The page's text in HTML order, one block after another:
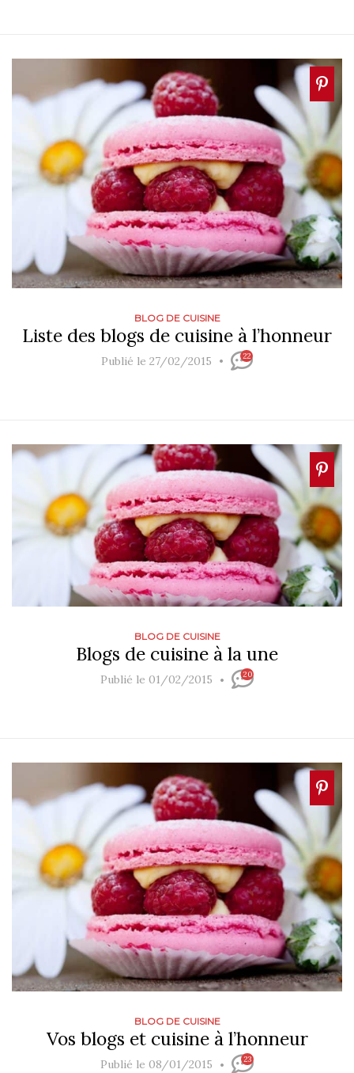
BLOG DE CUISINE
Liste des blogs de cuisine à l’honneur
Publié le 27/02/2015 22
BLOG DE CUISINE
Blogs de cuisine à la une
Publié le 01/02/2015 20
BLOG DE CUISINE
Vos blogs et cuisine à l’honneur
Publié le 08/01/2015 23